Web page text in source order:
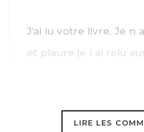
J’ai lu votre livre. Je n
et pleure je l ai relu
LIRE LES